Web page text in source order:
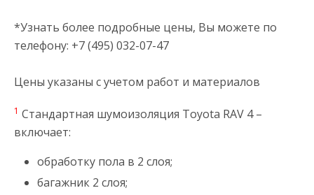
*Узнать более подробные цены, Вы можете по
телефону: +7 (495) 032-07-47
Цены указаны с учетом работ и материалов
1 Стандартная шумоизоляция Toyota RAV 4 –
включает:
обработку пола в 2 слоя;
багажник 2 слоя;